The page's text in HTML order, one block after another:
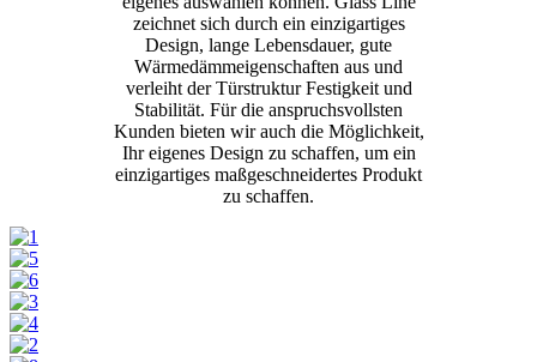
zeichnet sich durch ein einzigartiges
Design, lange Lebensdauer, gute
Wärmedämmeigenschaften aus und
verleiht der Türstruktur Festigkeit und
Stabilität. Für die anspruchsvollsten
Kunden bieten wir auch die Möglichkeit,
Ihr eigenes Design zu schaffen, um ein
einzigartiges maßgeschneidertes Produkt
zu schaffen.